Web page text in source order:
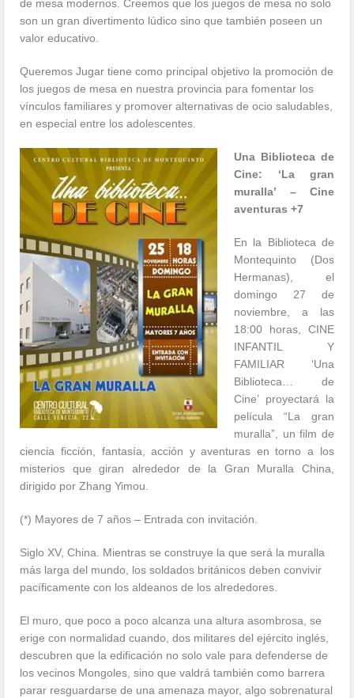
de mesa modernos. Creemos que los juegos de mesa no solo
son un gran divertimento lúdico sino que también poseen un
valor educativo.
Queremos Jugar tiene como principal objetivo la promoción de
los juegos de mesa en nuestra provincia para fomentar los
vínculos familiares y promover alternativas de ocio saludables,
en especial entre los adolescentes.
Una Biblioteca de
Cine: ‘La gran
muralla’ – Cine
aventuras +7
En la Biblioteca de
Montequinto (Dos
Hermanas), el
domingo 27 de
noviembre, a las
18:00 horas, CINE
INFANTIL Y
FAMILIAR ‘Una
Biblioteca… de
Cine’ proyectará la
película “La gran
muralla”, un film de
ciencia ficción, fantasía, acción y aventuras en torno a los
misterios que giran alrededor de la Gran Muralla China,
dirigido por Zhang Yimou.
(*) Mayores de 7 años – Entrada con invitación.
Siglo XV, China. Mientras se construye la que será la muralla
más larga del mundo, los soldados británicos deben convivir
pacíficamente con los aldeanos de los alrededores.
El muro, que poco a poco alcanza una altura asombrosa, se
erige con normalidad cuando, dos militares del ejército inglés,
descubren que la edificación no solo vale para defenderse de
los vecinos Mongoles, sino que valdrá también como barrera
parar resguardarse de una amenaza mayor, algo sobrenatural